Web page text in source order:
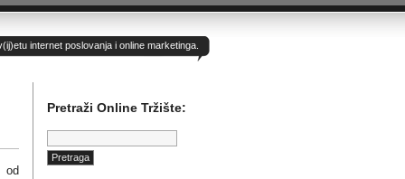
internet poslovanja i online marketinga.
od
Pretraži Online Tržište:
Pretraga: